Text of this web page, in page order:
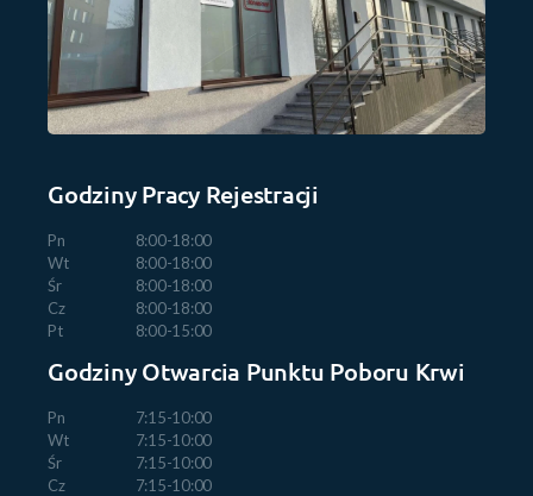
Godziny Pracy Rejestracji
Pn
Wt
Śr
Cz
Pt
8:00-18:00
8:00-18:00
8:00-18:00
8:00-18:00
8:00-15:00
Godziny Otwarcia Punktu Poboru Krwi
Pn
Wt
Śr
Cz
7:15-10:00
7:15-10:00
7:15-10:00
7:15-10:00